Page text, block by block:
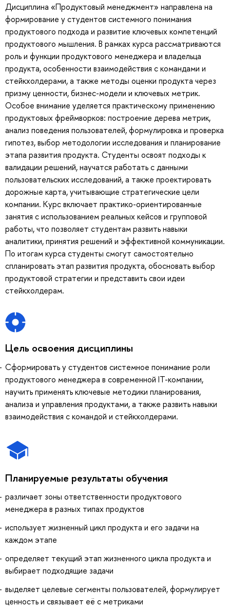
Дисциплина «Продуктовый менеджмент» направлена на
формирование у студентов системного понимания
продуктового подхода и развитие ключевых компетенций
продуктового мышления. В рамках курса рассматриваются
роль и функции продуктового менеджера и владельца
продукта, особенности взаимодействия с командами и
стейкхолдерами, а также методы оценки продукта через
призму ценности, бизнес-модели и ключевых метрик.
Особое внимание уделяется практическому применению
продуктовых фреймворков: построение дерева метрик,
анализ поведения пользователей, формулировка и проверка
гипотез, выбор методологии исследования и планирование
этапа развития продукта. Студенты освоят подходы к
валидации решений, научатся работать с данными
пользовательских исследований, а также проектировать
дорожные карта, учитывающие стратегические цели
компании. Курс включает практико-ориентированные
занятия с использованием реальных кейсов и групповой
работы, что позволяет студентам развить навыки
аналитики, принятия решений и эффективной коммуникации.
По итогам курса студенты смогут самостоятельно
спланировать этап развития продукта, обосновать выбор
продуктовой стратегии и представить свои идеи
стейкхолдерам.
Цель освоения дисциплины
Сформировать у студентов системное понимание роли
продуктового менеджера в современной IT-компании,
научить применять ключевые методики планирования,
анализа и управления продуктами, а также развить навыки
взаимодействия с командой и стейкхолдерами.
Планируемые результаты обучения
различает зоны ответственности продуктового
менеджера в разных типах продуктов
использует жизненный цикл продукта и его задачи на
каждом этапе
определяет текущий этап жизненного цикла продукта и
выбирает подходящие задачи
выделяет целевые сегменты пользователей, формулирует
ценность и связывает её с метриками